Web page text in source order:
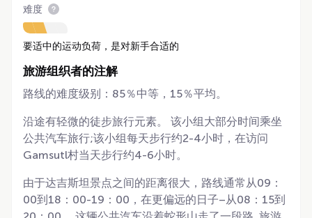
难度
要适中的运动负荷，是对新手合适的
旅游组织者的注解
路线的难度级别：85％中等，15％平均。
沿途有轻微的徒步旅行元素。 该小组大部分时间乘坐
公共汽车旅行;该小组每天步行约2-4小时，在访问
Gamsutl村当天步行约4-6小时。
由于达吉斯坦景点之间的距离很大，路线通常从09：
00到18：00-19：00，在更偏远的日子–从08：15到